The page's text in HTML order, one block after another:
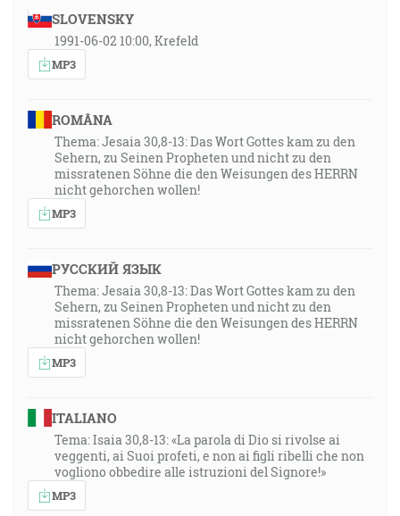
SLOVENSKY
1991-06-02 10:00, Krefeld
MP3
ROMÂNA
Thema: Jesaia 30,8-13: Das Wort Gottes kam zu den
Sehern, zu Seinen Propheten und nicht zu den
missratenen Söhne die den Weisungen des HERRN
nicht gehorchen wollen!
MP3
РУССКИЙ ЯЗЫК
Thema: Jesaia 30,8-13: Das Wort Gottes kam zu den
Sehern, zu Seinen Propheten und nicht zu den
missratenen Söhne die den Weisungen des HERRN
nicht gehorchen wollen!
MP3
ITALIANO
Tema: Isaia 30,8-13: «La parola di Dio si rivolse ai
veggenti, ai Suoi profeti, e non ai figli ribelli che non
vogliono obbedire alle istruzioni del Signore!»
MP3